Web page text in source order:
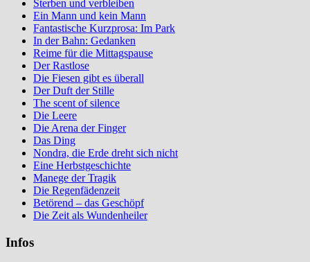
Sterben und verbleiben
Ein Mann und kein Mann
Fantastische Kurzprosa: Im Park
In der Bahn: Gedanken
Reime für die Mittagspause
Der Rastlose
Die Fiesen gibt es überall
Der Duft der Stille
The scent of silence
Die Leere
Die Arena der Finger
Das Ding
Nondra, die Erde dreht sich nicht
Eine Herbstgeschichte
Manege der Tragik
Die Regenfädenzeit
Betörend – das Geschöpf
Die Zeit als Wundenheiler
Infos